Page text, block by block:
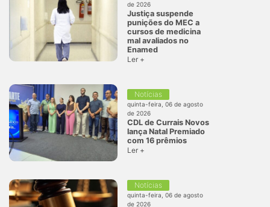
de 2026
Justiça suspende
punições do MEC a
cursos de medicina
mal avaliados no
Enamed
Ler +
Notícias
quinta-feira, 06 de agosto
de 2026
CDL de Currais Novos
lança Natal Premiado
com 16 prêmios
Ler +
Notícias
quinta-feira, 06 de agosto
de 2026